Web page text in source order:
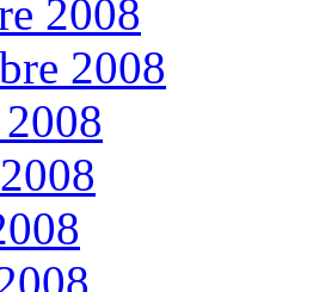
2008
2008